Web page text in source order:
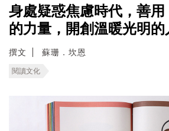
身處疑惑焦慮時代，善用
的力量，開創溫暖光明的
撰文 蘇珊．坎恩
閱讀文化